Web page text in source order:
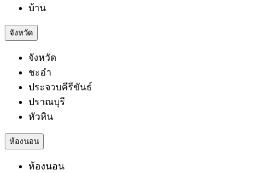
บ้าน
จังหวัด
จังหวัด
ชะอำ
ประจวบคีรีขันธ์
ปราณบุรี
หัวหิน
ห้องนอน
ห้องนอน